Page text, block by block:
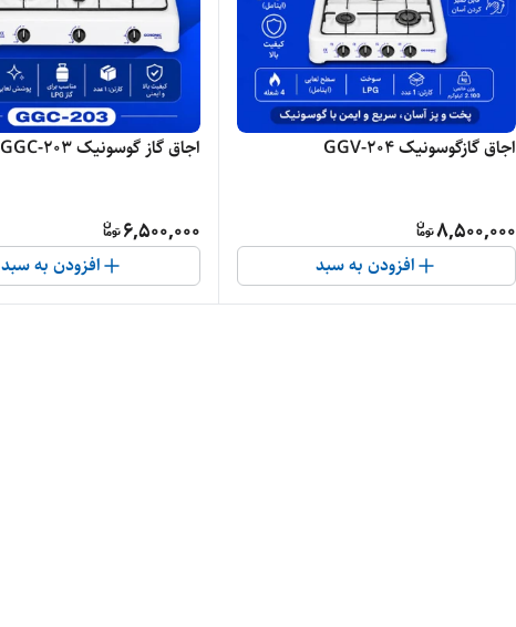
اجاق گاز‌گوسونیک GGV-204
8,500,000
افزودن به سبد
اجاق گاز گوسونیک GGC-203
6,500,000
افزودن به سبد